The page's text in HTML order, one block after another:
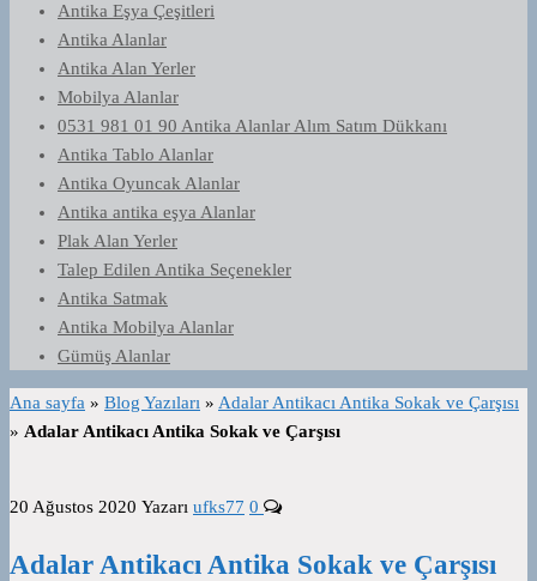
Antika Eşya Çeşitleri
Antika Alanlar
Antika Alan Yerler
Mobilya Alanlar
0531 981 01 90 Antika Alanlar Alım Satım Dükkanı
Antika Tablo Alanlar
Antika Oyuncak Alanlar
Antika antika eşya Alanlar
Plak Alan Yerler
Talep Edilen Antika Seçenekler
Antika Satmak
Antika Mobilya Alanlar
Gümüş Alanlar
Ana sayfa » Blog Yazıları » Adalar Antikacı Antika Sokak ve Çarşısı
» Adalar Antikacı Antika Sokak ve Çarşısı
20 Ağustos 2020 Yazarı ufks77 0
Adalar Antikacı Antika Sokak ve Çarşısı